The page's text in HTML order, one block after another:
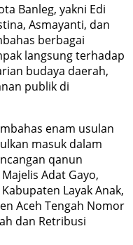
Banleg, yakni Edi
Asmayanti, dan
berbagai
langsung terhadap
budaya daerah,
publik di
enam usulan
masuk dalam
qanun
Adat Gayo,
Layak Anak,
Aceh Tengah Nomor
dan Retribusi